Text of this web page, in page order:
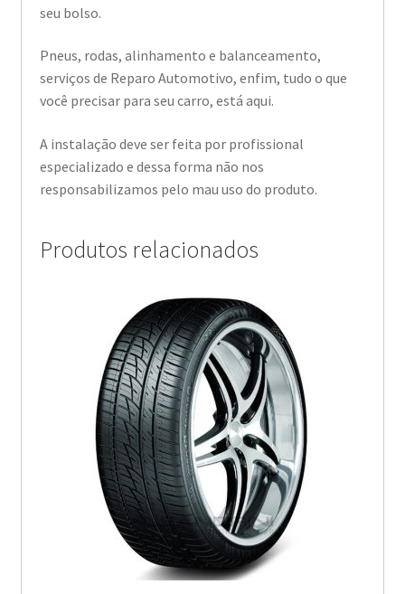
seu bolso.
Pneus, rodas, alinhamento e balanceamento,
serviços de Reparo Automotivo, enfim, tudo o que
você precisar para seu carro, está aqui.
A instalação deve ser feita por profissional
especializado e dessa forma não nos
responsabilizamos pelo mau uso do produto.
Produtos relacionados